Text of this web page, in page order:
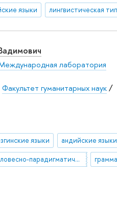
языки
лаборатория
Факультет гуманитарных наук/
языки андийские языки
словесно-парадигматическая морфология